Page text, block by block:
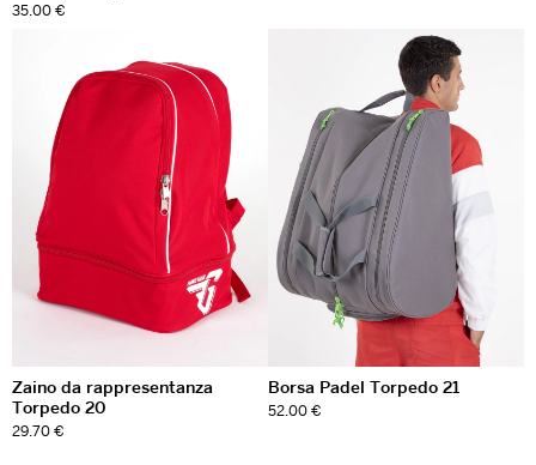
35.00 €
Zaino da rappresentanza
Torpedo 20
29.70 €
Borsa Padel Torpedo 21
52.00 €